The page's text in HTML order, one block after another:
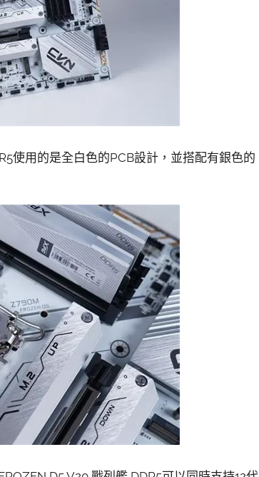
使用的是全白色的PCB設計，並搭配有銀色的